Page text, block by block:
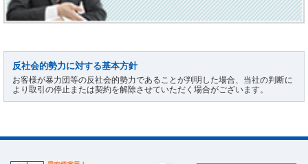
反社会的勢力に対する基本方針
お客様が暴力団等の反社会的勢力であることが判明した場合、当社の判断に
より取引の停止または契約を解除させていただく場合がございます。